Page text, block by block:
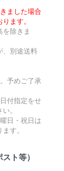
ました場合
ます。
除きま
、別途送料
予めご了承
付指定をせ
。
日・祝日は
す。
ト等）